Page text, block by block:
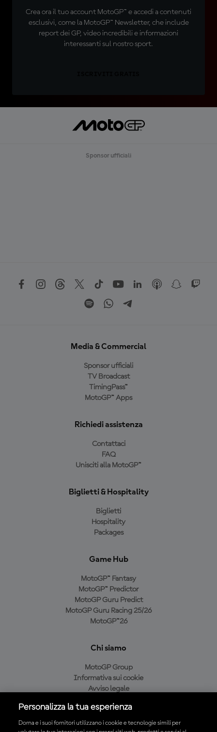
Crea ora il tuo account MotoGP™ e accedi a contenuti
esclusivi, come la MotoGP™ Newsletter, che include
report dei GP, video incredibili e informazioni
interessanti sul nostro sport.
Sponsor ufficiali
Media & Commercial
Sponsor ufficiali
TV Broadcast
TimingPass™
MotoGP™ Apps
Richiedi assistenza
Contattaci
FAQ
Unisciti alla MotoGP™
Biglietti & Hospitality
Biglietti
Hospitality
Packages
Game Hub
MotoGP™ Fantasy
MotoGP™ Predictor
MotoGP Guru Predict
MotoGP Guru Racing 25/26
MotoGP™26
Chi siamo
MotoGP Group
Informativa sui cookie
Avviso legale
Condizioni di acquisto
Personalizza la tua esperienza
Dorna e i suoi fornitori utilizzano i cookie e tecnologie simili per